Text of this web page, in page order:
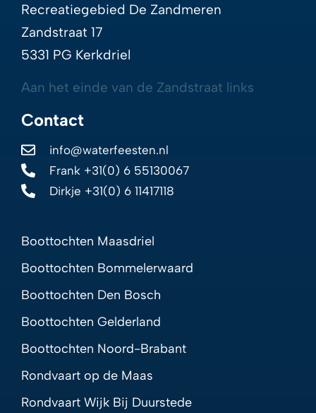
Recreatiegebied De Zandmeren
Zandstraat 17
5331 PG Kerkdriel
Aan het einde van de Zandstraat links
Contact
info@waterfeesten.nl
Frank +31(0) 6 55130067
Dirkje +31(0) 6 11417118
Boottochten Maasdriel
Boottochten Bommelerwaard
Boottochten Den Bosch
Boottochten Gelderland
Boottochten Noord-Brabant
Rondvaart op de Maas
Rondvaart Wijk Bij Duurstede